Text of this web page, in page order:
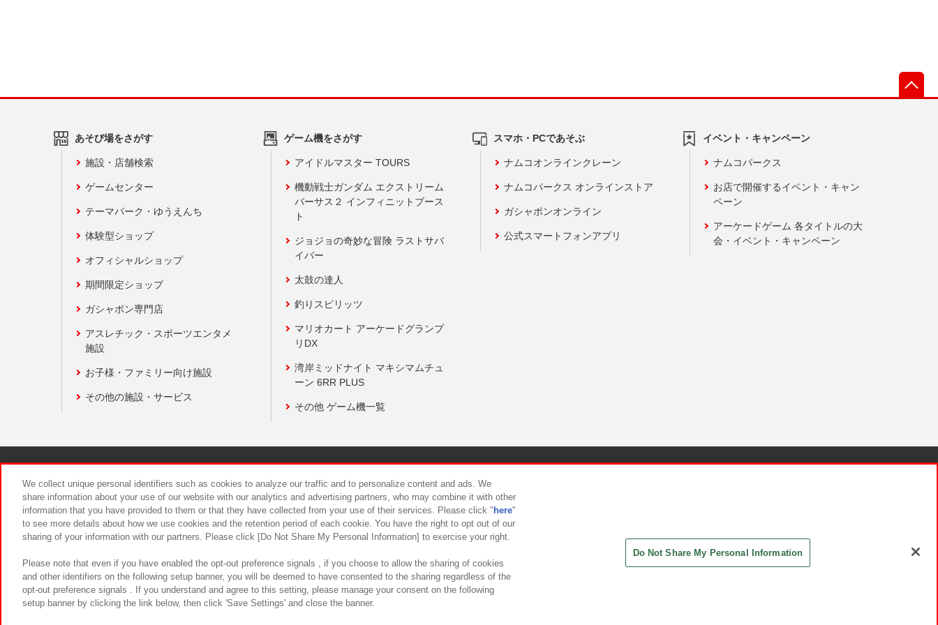
あそび場をさがす
施設・店舗検索
ゲームセンター
テーマパーク・ゆうえんち
体験型ショップ
オフィシャルショップ
期間限定ショップ
ガシャポン専門店
アスレチック・スポーツエンタメ
施設
お子様・ファミリー向け施設
その他の施設・サービス
ゲーム機をさがす
アイドルマスター TOURS
機動戦士ガンダム エクストリーム
バーサス２ インフィニットブース
ト
ジョジョの奇妙な冒険 ラストサバ
イバー
太鼓の達人
釣りスピリッツ
マリオカート アーケードグランプ
リDX
湾岸ミッドナイト マキシマムチュ
ーン 6RR PLUS
その他 ゲーム機一覧
スマホ・PCであそぶ
ナムコオンラインクレーン
ナムコパークス オンラインストア
ガシャポンオンライン
公式スマートフォンアプリ
イベント・キャンペーン
ナムコパークス
お店で開催するイベント・キャン
ペーン
アーケードゲーム 各タイトルの大
会・イベント・キャンペーン
食品のご提供について カスタマーハラスメント対応方針
We collect unique personal identifiers such as cookies to analyze our traffic and to personalize content and ads. We
share information about your use of our website with our analytics and advertising partners, who may combine it with other
information that you have provided to them or that they have collected from your use of their services. Please click " here"
to see more details about how we use cookies and the retention period of each cookie. You have the right to opt out of our
sharing of your information with our partners. Please click [Do Not Share My Personal Information] to exercise your right.
Please note that even if you have enabled the opt-out preference signals , if you choose to allow the sharing of cookies
and other identifiers on the following setup banner, you will be deemed to have consented to the sharing regardless of the
opt-out preference signals . If you understand and agree to this setting, please manage your consent on the following
setup banner by clicking the link below, then click 'Save Settings' and close the banner.
Do Not Share My Personal Information